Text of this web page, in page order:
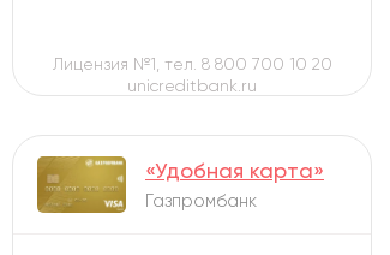
Лицензия №1, тел. 8 800 700 10 20
unicreditbank.ru
«Удобная карта»
Газпромбанк